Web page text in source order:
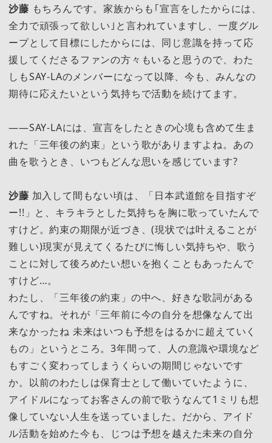
沙藤 もちろんです。家族からも｢宣言をしたからには、
全力で頑張って欲しい｣と言われていますし、一度グル
ープとして目標にしたからには、同じ意識を持って応
援してくださるファンの方々もいると思うので、わた
しもSAY-LAのメンバーになって以降、今も、みんなの
期待に応えたいという気持ちで活動を続けてます。
――SAY-LAには、宣言をしたときの心境も含めて生ま
れた「三年後の約束」という歌がありますよね。あの
曲を歌うとき、いつもどんな思いを感じています?
沙藤 加入して間もない頃は、「日本武道館を目指すぞ
ー!!」と、キラキラとした気持ちを胸に歌っていたんで
すけど。約束の期限が近づき、(現状では叶えることが
難しい)現実が見えてくるたびに悔しい気持ちや、歌う
ことに対して後ろめたい想いを抱くこともあったんで
すけど…。
わたし、「三年後の約束」の中へ、好きな歌詞がある
んですね。それが「三年前に今の自分を想像なんて出
来なかったね 未来はいつも予想をはるかに超えていく
もの」というところ。3年間って、人の意識や環境など
もすごく変わってしまうくらいの期間じゃないです
か。以前のわたしは保育士として働いていたように、
アイドルになってお客さんの前で歌うなんて1ミリも想
像していない人生を送っていました。だから、アイド
ル活動を始めた今も、じつは予想を越えた未来の自分